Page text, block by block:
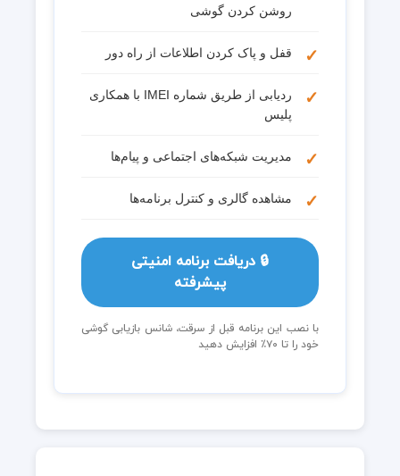
روشن کردن گوشی
قفل و پاک کردن اطلاعات از راه دور
ردیابی از طریق شماره IMEI با همکاری
پلیس
مدیریت شبکه‌های اجتماعی و پیام‌ها
مشاهده گالری و کنترل برنامه‌ها
🔒 دریافت برنامه امنیتی
پیشرفته
با نصب این برنامه قبل از سرقت، شانس بازیابی گوشی
خود را تا ۷۰٪ افزایش دهید